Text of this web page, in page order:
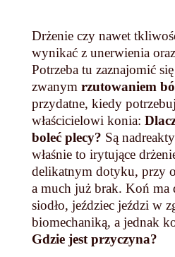
Drżenie czy nawet
wynikać z unerwienia
Potrzeba tu zaznajomić
zwanym rzutowaniem
przydatne, kiedy
właścicielowi konia:
boleć plecy? Są
właśnie to irytujące
delikatnym dotyku, przy
a much już brak. Koń ma
siodło, jeździec jeździ w
biomechaniką, a jednak
Gdzie jest przyczyna?